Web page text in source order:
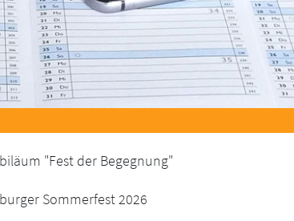
"Fest der Begegnung"
Sommerfest 2026